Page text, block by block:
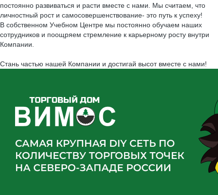
постоянно развиваться и расти вместе с нами. Мы считаем, что
личностный рост и самосовершенствование- это путь к успеху!
В собственном Учебном Центре мы постоянно обучаем наших
сотрудников и поощряем стремление к карьерному росту внутри
Компании.
Стань частью нашей Компании и достигай высот вместе с нами!